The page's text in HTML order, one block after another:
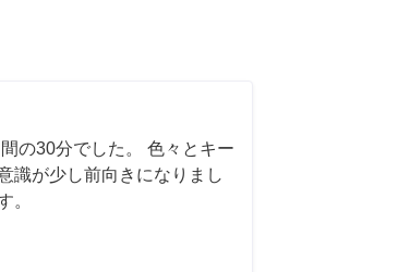
の30分でした。 色々とキー
識が少し前向きになりまし
。